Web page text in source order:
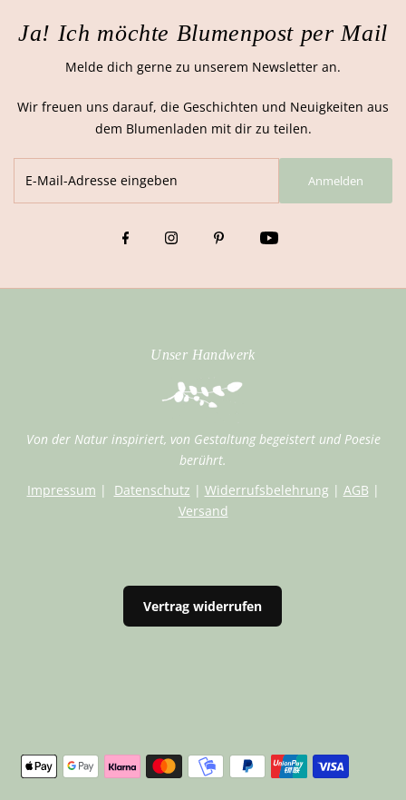
Ja! Ich möchte Blumenpost per Mail
Melde dich gerne zu unserem Newsletter an.
Wir freuen uns darauf, die Geschichten und Neuigkeiten aus
dem Blumenladen mit dir zu teilen.
Anmelden
Unser Handwerk
Von der Natur inspiriert, von Gestaltung begeistert und Poesie
berührt.
Impressum | Datenschutz | Widerrufsbelehrung | AGB |
Versand
Vertrag widerrufen